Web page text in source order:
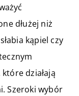
dłużej niż
kąpiel czy
działają
Szeroki wybór